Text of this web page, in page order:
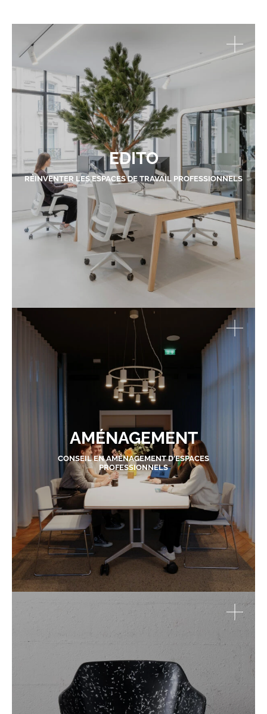
EDITO
RÉINVENTER LES ESPACES DE TRAVAIL PROFESSIONNELS
AMÉNAGEMENT
CONSEIL EN AMÉNAGEMENT D'ESPACES
PROFESSIONNELS